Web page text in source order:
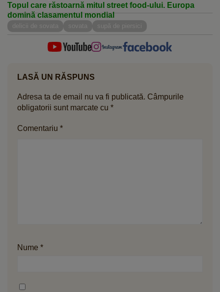
sportive și concerte în sate istorice
Topul care răstoarnă mitul street food-ului. Europa
domină clasamentul mondial
delicii de sovata sovata supă de piersici
LASĂ UN RĂSPUNS
Adresa ta de email nu va fi publicată. Câmpurile
obligatorii sunt marcate cu *
Comentariu *
Nume *